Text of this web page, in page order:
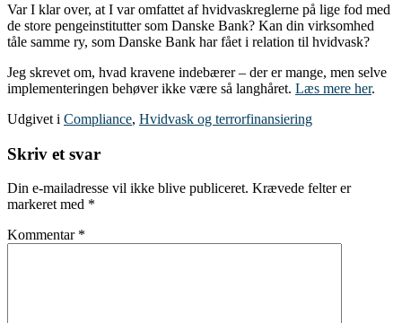
Var I klar over, at I var omfattet af hvidvaskreglerne på lige fod med
de store pengeinstitutter som Danske Bank? Kan din virksomhed
tåle samme ry, som Danske Bank har fået i relation til hvidvask?
Jeg skrevet om, hvad kravene indebærer – der er mange, men selve
implementeringen behøver ikke være så langhåret. Læs mere her.
Udgivet i Compliance, Hvidvask og terrorfinansiering
Skriv et svar
Din e-mailadresse vil ikke blive publiceret. Krævede felter er
markeret med *
Kommentar *